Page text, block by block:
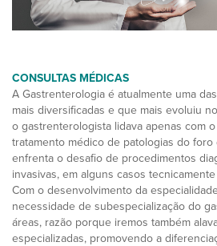
CONSULTAS MÉDICAS
A Gastrenterologia é atualmente uma
mais diversificadas e que mais evoluiu
o gastrenterologista lidava apenas com
tratamento médico de patologias do foro
enfrenta o desafio de procedimentos
invasivas, em alguns casos
Com o desenvolvimento da
necessidade de subespecialização do
áreas, razão porque iremos também
especializadas, promovendo a